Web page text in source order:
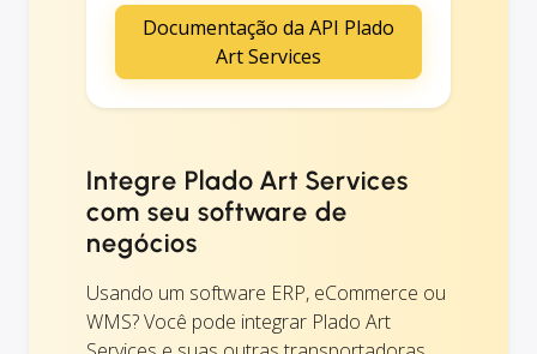
Documentação da API Plado
Art Services
Integre Plado Art Services
com seu software de
negócios
Usando um software ERP, eCommerce ou
WMS? Você pode integrar Plado Art